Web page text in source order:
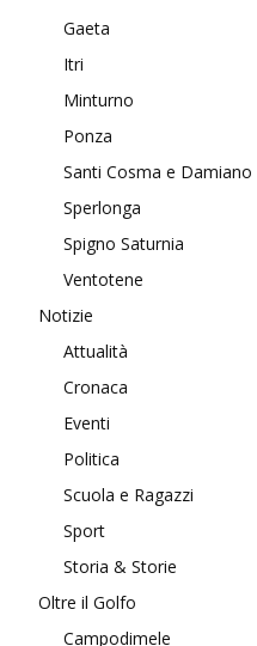
Gaeta
Itri
Minturno
Ponza
Santi Cosma e Damiano
Sperlonga
Spigno Saturnia
Ventotene
Notizie
Attualità
Cronaca
Eventi
Politica
Scuola e Ragazzi
Sport
Storia & Storie
Oltre il Golfo
Campodimele